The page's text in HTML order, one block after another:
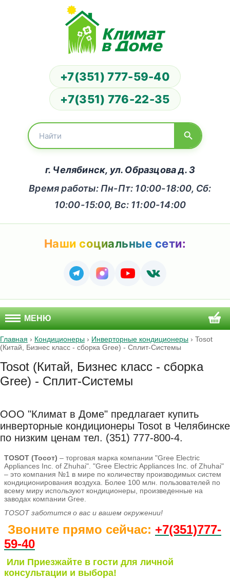
+7(351) 777-59-40
+7(351) 776-22-35
г. Челябинск, ул. Образцова д. 3
Время работы: Пн-Пт: 10:00-18:00, Сб:
10:00-15:00, Вс: 11:00-14:00
Наши социальные сети:
МЕНЮ
Главная › Кондиционеры › Инверторные кондиционеры › Tosot
(Китай, Бизнес класс - сборка Gree) - Сплит-Системы
Tosot (Китай, Бизнес класс - сборка
Gree) - Сплит-Системы
ООО "Климат в Доме" предлагает купить
инверторные кондиционеры Tosot в Челябинске
по низким ценам тел. (351) 777-800-4.
TOSOT (Тосот) – торговая марка компании "Gree Electric
Appliances Inc. of Zhuhai". "Gree Electric Appliances Inc. of Zhuhai"
– это компания №1 в мире по количеству производимых систем
кондиционирования воздуха. Более 100 млн. пользователей по
всему миру используют кондиционеры, произведенные на
заводах компании Gree.
TOSOT заботится о вас и вашем окружении!
Звоните прямо сейчас: +7(351)777-
59-40
Или Приезжайте в гости для личной
консультации и выбора!